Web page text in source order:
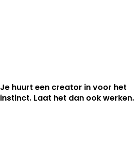
Je huurt een creator in voor het
instinct. Laat het dan ook werken.